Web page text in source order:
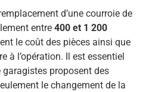
d’une courroie de
entre 400 et 1 200
le coût des pièces ainsi que
à l’opération. Il est essentiel
proposent des
le changement de la